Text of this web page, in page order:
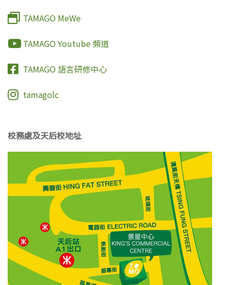
TAMAGO MeWe
TAMAGO Youtube 頻道
TAMAGO 語言研修中心
tamagolc
校務處及天后校地址